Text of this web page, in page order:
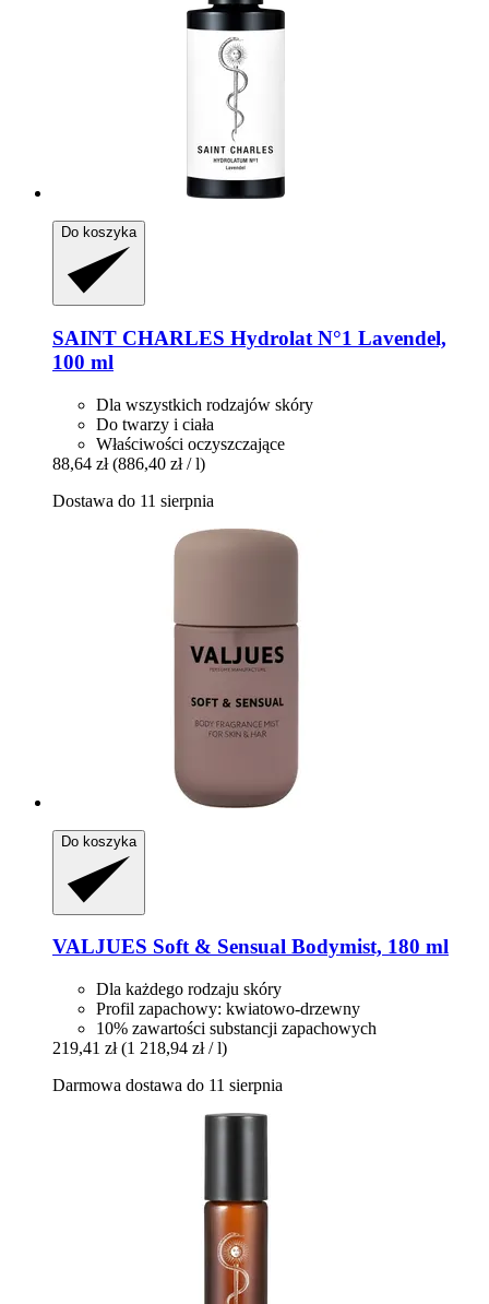
Do koszyka
SAINT CHARLES Hydrolat N°1 Lavendel,
100 ml
Dla wszystkich rodzajów skóry
Do twarzy i ciała
Właściwości oczyszczające
88,64 zł (886,40 zł / l)
Dostawa do 11 sierpnia
Do koszyka
VALJUES Soft & Sensual Bodymist, 180 ml
Dla każdego rodzaju skóry
Profil zapachowy: kwiatowo-drzewny
10% zawartości substancji zapachowych
219,41 zł (1 218,94 zł / l)
Darmowa dostawa do 11 sierpnia